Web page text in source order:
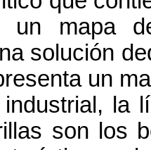
un mapa
solución
un
la
son los